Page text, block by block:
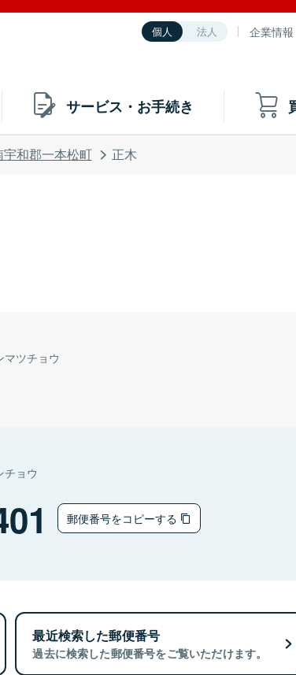
個人 法人 企業情報
サービス・お手続き
宇和郡一本松町 正木
マツチョウ
チョウ
郵便番号をコピーする
最近検索した郵便番号
過去に検索した郵便番号をご覧いただけます。